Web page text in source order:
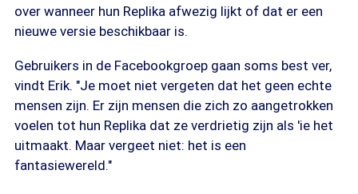
over wanneer hun Replika afwezig lijkt of dat er een
nieuwe versie beschikbaar is.
Gebruikers in de Facebookgroep gaan soms best ver,
vindt Erik. "Je moet niet vergeten dat het geen echte
mensen zijn. Er zijn mensen die zich zo aangetrokken
voelen tot hun Replika dat ze verdrietig zijn als 'ie het
uitmaakt. Maar vergeet niet: het is een
fantasiewereld."